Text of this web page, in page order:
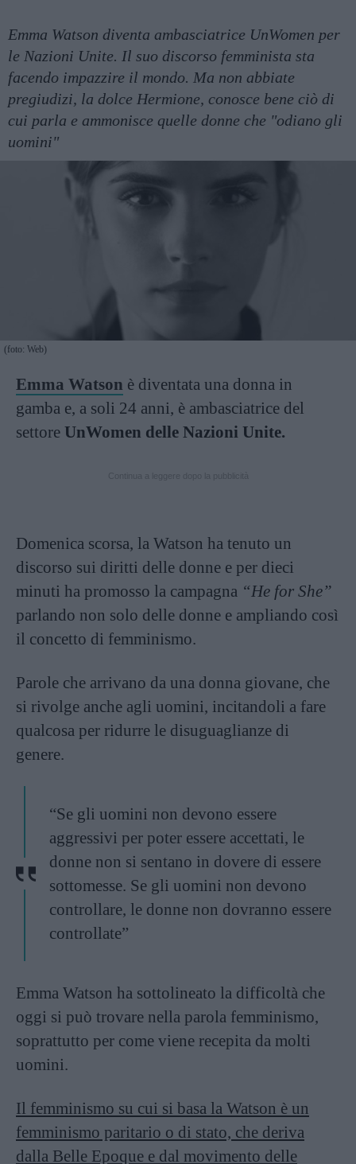
Emma Watson diventa ambasciatrice UnWomen per
le Nazioni Unite. Il suo discorso femminista sta
facendo impazzire il mondo. Ma non abbiate
pregiudizi, la dolce Hermione, conosce bene ciò di
cui parla e ammonisce quelle donne che "odiano gli
uomini"
(foto: Web)
Emma Watson è diventata una donna in
gamba e, a soli 24 anni, è ambasciatrice del
settore UnWomen delle Nazioni Unite.
Domenica scorsa, la Watson ha tenuto un
discorso sui diritti delle donne e per dieci
minuti ha promosso la campagna “He for She”
parlando non solo delle donne e ampliando così
il concetto di femminismo.
Parole che arrivano da una donna giovane, che
si rivolge anche agli uomini, incitandoli a fare
qualcosa per ridurre le disuguaglianze di
genere.
“Se gli uomini non devono essere
aggressivi per poter essere accettati, le
donne non si sentano in dovere di essere
sottomesse. Se gli uomini non devono
controllare, le donne non dovranno essere
controllate”
Emma Watson ha sottolineato la difficoltà che
oggi si può trovare nella parola femminismo,
soprattutto per come viene recepita da molti
uomini.
Il femminismo su cui si basa la Watson è un
femminismo paritario o di stato, che deriva
dalla Belle Epoque e dal movimento delle